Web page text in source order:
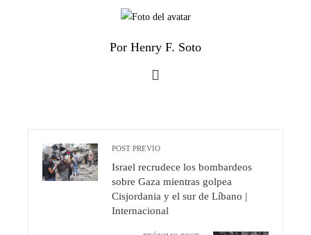
Por Henry F. Soto
POST PREVIO
Israel recrudece los bombardeos
sobre Gaza mientras golpea
Cisjordania y el sur de Líbano |
Internacional